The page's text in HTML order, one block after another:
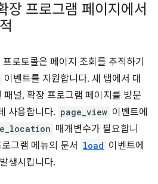
장 프로그램 페이지에서
로토콜은 페이지 조회를 추적하기
이벤트를 지원합니다. 새 탭에서 대
패널, 확장 프로그램 페이지를 방문
사용합니다. page_view 이벤트에
매개변수가 필요합니
그램 메뉴의 문서
load 이벤트에
생시킵니다.